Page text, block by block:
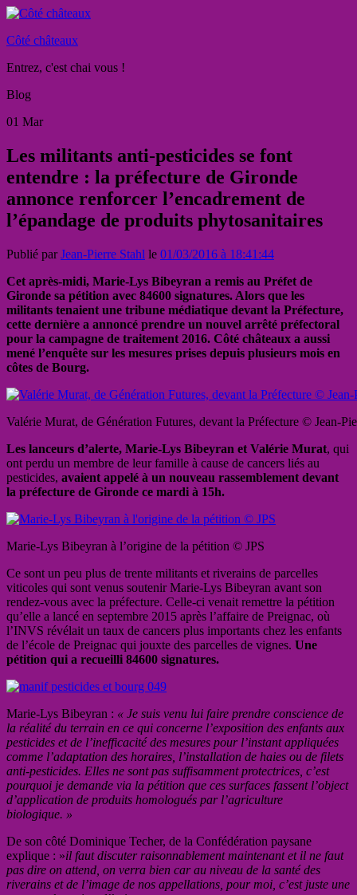
Côté châteaux
Entrez, c'est chai vous !
Blog
01 Mar
Les militants anti-pesticides se font
entendre : la préfecture de Gironde
annonce renforcer l’encadrement de
l’épandage de produits phytosanitaires
Publié parJean-Pierre Stahl le 01/03/2016 à 18:41:44
Cet après-midi, Marie-Lys Bibeyran a remis au Préfet de
Gironde sa pétition avec 84600 signatures. Alors que les
militants tenaient une tribune médiatique devant la Préfecture,
cette dernière a annoncé prendre un nouvel arrêté préfectoral
pour la campagne de traitement 2016. Côté châteaux a aussi
mené l’enquête sur les mesures prises depuis plusieurs mois en
côtes de Bourg.
Valérie Murat, de Génération Futures, devant la Préfecture © Jean-
Les lanceurs d’alerte, Marie-Lys Bibeyran et Valérie Murat, qui
ont perdu un membre de leur famille à cause de cancers liés au
pesticides, avaient appelé à un nouveau rassemblement devant
la préfecture de Gironde ce mardi à 15h.
Marie-Lys Bibeyran à l’origine de la pétition © JPS
Ce sont un peu plus de trente militants et riverains de parcelles
viticoles qui sont venus soutenir Marie-Lys Bibeyran avant son
rendez-vous avec la préfecture. Celle-ci venait remettre la pétition
qu’elle a lancé en septembre 2015 après l’affaire de Preignac, où
l’INVS révélait un taux de cancers plus importants chez les enfants
de l’école de Preignac qui jouxte des parcelles de vignes. Une
pétition qui a recueilli 84600 signatures.
Marie-Lys Bibeyran : « Je suis venu lui faire prendre conscience de
la réalité du terrain en ce qui concerne l’exposition des enfants aux
pesticides et de l’inefficacité des mesures pour l’instant appliquées
comme l’adaptation des horaires, l’installation de haies ou de filets
anti-pesticides. Elles ne sont pas suffisamment protectrices, c’est
pourquoi je demande via la pétition que ces surfaces fassent l’object
d’application de produits homologués par l’agriculture
biologique. »
De son côté Dominique Techer, de la Confédération paysane
explique : »il faut discuter raisonnablement maintenant et il ne faut
pas dire on attend, on verra bien car au niveau de la santé des
riverains et de l’image de nos appellations, pour moi, c’est juste une